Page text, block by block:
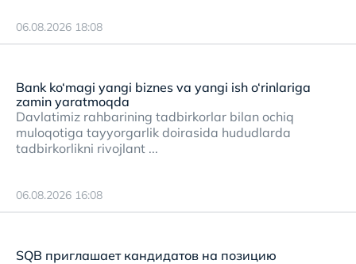
06.08.2026 18:08
Bank ko‘magi yangi biznes va yangi ish o‘rinlariga
zamin yaratmoqda
Davlatimiz rahbarining tadbirkorlar bilan ochiq
muloqotiga tayyorgarlik doirasida hududlarda
tadbirkorlikni rivojlant ...
06.08.2026 16:08
SQB приглашает кандидатов на позицию